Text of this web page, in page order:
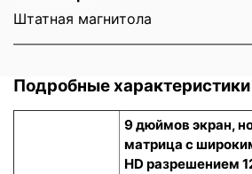
Штатная магнитола
Подробные характеристики
9 дюймов экран,
матрица с
HD разрешением